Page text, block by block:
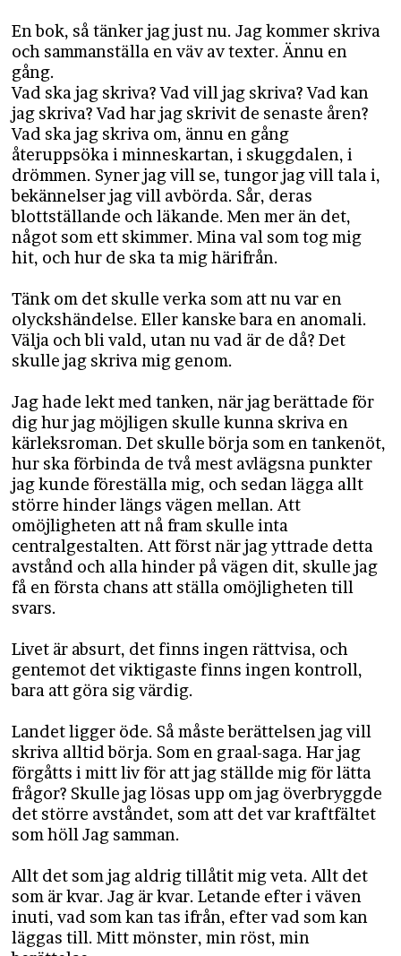
En bok, så tänker jag just nu. Jag kommer skriva
och sammanställa en väv av texter. Ännu en
gång.
Vad ska jag skriva? Vad vill jag skriva? Vad kan
jag skriva? Vad har jag skrivit de senaste åren?
Vad ska jag skriva om, ännu en gång
återuppsöka i minneskartan, i skuggdalen, i
drömmen. Syner jag vill se, tungor jag vill tala i,
bekännelser jag vill avbörda. Sår, deras
blottställande och läkande. Men mer än det,
något som ett skimmer. Mina val som tog mig
hit, och hur de ska ta mig härifrån.
Tänk om det skulle verka som att nu var en
olyckshändelse. Eller kanske bara en anomali.
Välja och bli vald, utan nu vad är de då? Det
skulle jag skriva mig genom.
Jag hade lekt med tanken, när jag berättade för
dig hur jag möjligen skulle kunna skriva en
kärleksroman. Det skulle börja som en tankenöt,
hur ska förbinda de två mest avlägsna punkter
jag kunde föreställa mig, och sedan lägga allt
större hinder längs vägen mellan. Att
omöjligheten att nå fram skulle inta
centralgestalten. Att först när jag yttrade detta
avstånd och alla hinder på vägen dit, skulle jag
få en första chans att ställa omöjligheten till
svars.
Livet är absurt, det finns ingen rättvisa, och
gentemot det viktigaste finns ingen kontroll,
bara att göra sig värdig.
Landet ligger öde. Så måste berättelsen jag vill
skriva alltid börja. Som en graal-saga. Har jag
förgåtts i mitt liv för att jag ställde mig för lätta
frågor? Skulle jag lösas upp om jag överbryggde
det större avståndet, som att det var kraftfältet
som höll Jag samman.
Allt det som jag aldrig tillåtit mig veta. Allt det
som är kvar. Jag är kvar. Letande efter i väven
inuti, vad som kan tas ifrån, efter vad som kan
läggas till. Mitt mönster, min röst, min